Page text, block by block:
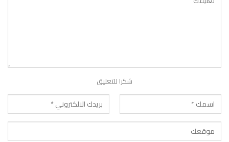
شكرا للتعليق